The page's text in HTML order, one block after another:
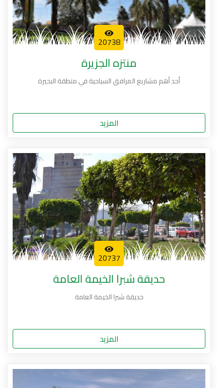
20738
منتزه الجزيرة
أحد أهم مشاريع المرافق السياحية في منطقة البحيرة
المزيد
20737
حديقة شبرا الخيمة العامة
حديقة شبرا الخيمة العامة
المزيد